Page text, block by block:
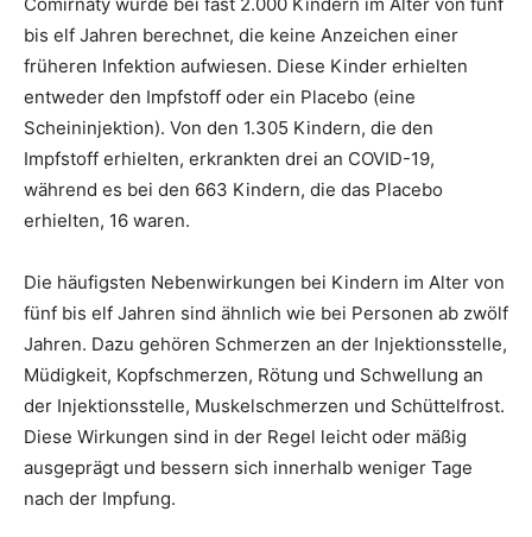
bis elf Jahren berechnet, die keine Anzeichen einer
früheren Infektion aufwiesen. Diese Kinder erhielten
entweder den Impfstoff oder ein Placebo (eine
Scheininjektion). Von den 1.305 Kindern, die den
Impfstoff erhielten, erkrankten drei an COVID-19,
während es bei den 663 Kindern, die das Placebo
erhielten, 16 waren.
Die häufigsten Nebenwirkungen bei Kindern im Alter von
fünf bis elf Jahren sind ähnlich wie bei Personen ab zwölf
Jahren. Dazu gehören Schmerzen an der Injektionsstelle,
Müdigkeit, Kopfschmerzen, Rötung und Schwellung an
der Injektionsstelle, Muskelschmerzen und Schüttelfrost.
Diese Wirkungen sind in der Regel leicht oder mäßig
ausgeprägt und bessern sich innerhalb weniger Tage
nach der Impfung.